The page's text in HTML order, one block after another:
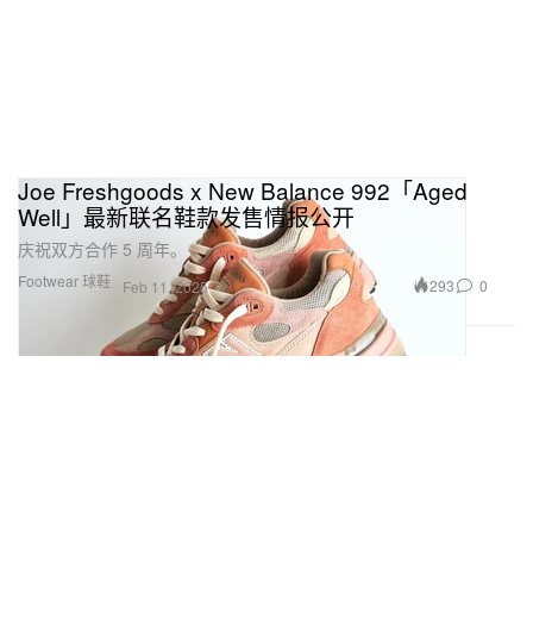
Footwear 球鞋
Joe Freshgoods x New Balance 992「Aged
Well」最新联名鞋款发售情报公开
庆祝双方合作 5 周年。
Feb 11, 2025 293 0